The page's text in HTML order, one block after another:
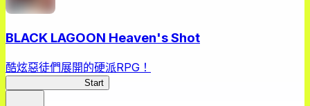
BLACK LAGOON Heaven's Shot
酷炫惡徒們展開的硬派RPG！
Start